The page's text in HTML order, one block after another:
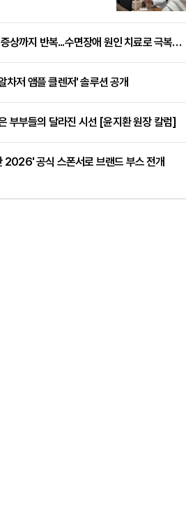
불면증과 어지럼증·이명 증상까지 반복...수면장애 원인 치료로 극복해야
차저 앰플 클렌저' 솔루션 공개
부부들의 달라진 시선 [윤지환 원장 칼럼]
2026' 공식 스폰서로 브랜드 부스 전개